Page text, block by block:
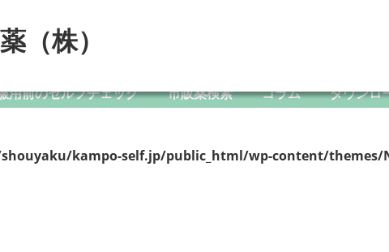
用前のセルフチェック 市販薬検索 コラム ダウンロ
（株）
kampo-self.jp/public_html/wp-content/themes/